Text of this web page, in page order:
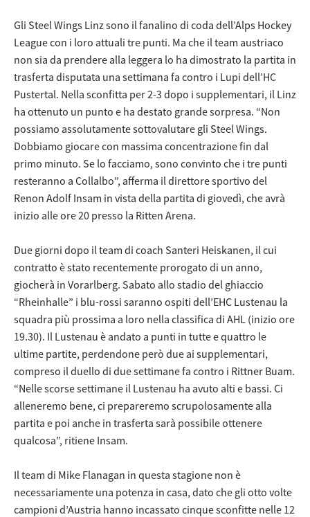
Gli Steel Wings Linz sono il fanalino di coda dell’Alps Hockey
League con i loro attuali tre punti. Ma che il team austriaco
non sia da prendere alla leggera lo ha dimostrato la partita in
trasferta disputata una settimana fa contro i Lupi dell’HC
Pustertal. Nella sconfitta per 2-3 dopo i supplementari, il Linz
ha ottenuto un punto e ha destato grande sorpresa. “Non
possiamo assolutamente sottovalutare gli Steel Wings.
Dobbiamo giocare con massima concentrazione fin dal
primo minuto. Se lo facciamo, sono convinto che i tre punti
resteranno a Collalbo”, afferma il direttore sportivo del
Renon Adolf Insam in vista della partita di giovedì, che avrà
inizio alle ore 20 presso la Ritten Arena.
Due giorni dopo il team di coach Santeri Heiskanen, il cui
contratto è stato recentemente prorogato di un anno,
giocherà in Vorarlberg. Sabato allo stadio del ghiaccio
“Rheinhalle” i blu-rossi saranno ospiti dell’EHC Lustenau la
squadra più prossima a loro nella classifica di AHL (inizio ore
19.30). Il Lustenau è andato a punti in tutte e quattro le
ultime partite, perdendone però due ai supplementari,
compreso il duello di due settimane fa contro i Rittner Buam.
“Nelle scorse settimane il Lustenau ha avuto alti e bassi. Ci
alleneremo bene, ci prepareremo scrupolosamente alla
partita e poi anche in trasferta sarà possibile ottenere
qualcosa”, ritiene Insam.
Il team di Mike Flanagan in questa stagione non è
necessariamente una potenza in casa, dato che gli otto volte
campioni d’Austria hanno incassato cinque sconfitte nelle 12